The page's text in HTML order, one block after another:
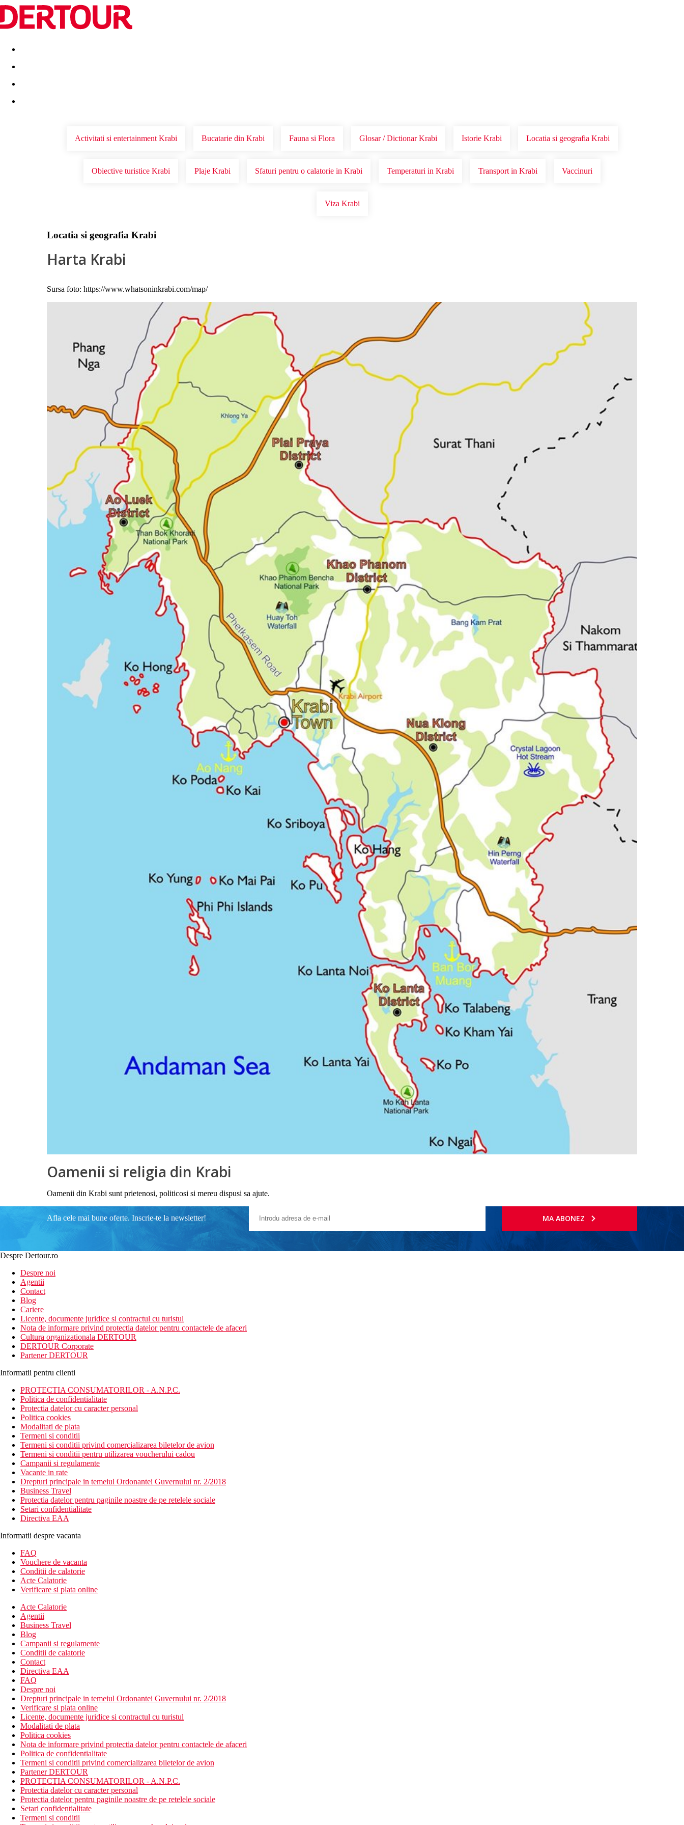
Destinatii Vacanta perfecta OFERTE DE NERATAT
Activitati si entertainment Krabi Bucatarie din Krabi Fauna si Flora Glosar / Dictionar Krabi Istorie Krabi Locatia si geografia Krabi
Obiective turistice Krabi Plaje Krabi Sfaturi pentru o calatorie in Krabi Temperaturi in Krabi Transport in Krabi Vaccinuri
Viza Krabi
Locatia si geografia Krabi
Harta Krabi
Sursa foto: https://www.whatsoninkrabi.com/map/
Oamenii si religia din Krabi
Oamenii din Krabi sunt prietenosi, politicosi si mereu dispusi sa ajute.
Afla cele mai bune oferte. Inscrie-te la newsletter! MA ABONEZ
Despre Dertour.ro
Despre noi
Agentii
Contact
Blog
Cariere
Licente, documente juridice si contractul cu turistul
Nota de informare privind protectia datelor pentru contactele de afaceri
Cultura organizationala DERTOUR
DERTOUR Corporate
Partener DERTOUR
Informatii pentru clienti
PROTECTIA CONSUMATORILOR - A.N.P.C.
Politica de confidentialitate
Protectia datelor cu caracter personal
Politica cookies
Modalitati de plata
Termeni si conditii
Termeni si conditii privind comercializarea biletelor de avion
Termeni si conditii pentru utilizarea voucherului cadou
Campanii si regulamente
Vacante in rate
Drepturi principale in temeiul Ordonantei Guvernului nr. 2/2018
Business Travel
Protectia datelor pentru paginile noastre de pe retelele sociale
Setari confidentialitate
Directiva EAA
Informatii despre vacanta
FAQ
Vouchere de vacanta
Conditii de calatorie
Acte Calatorie
Verificare si plata online
Acte Calatorie
Agentii
Business Travel
Blog
Campanii si regulamente
Conditii de calatorie
Contact
Directiva EAA
FAQ
Despre noi
Drepturi principale in temeiul Ordonantei Guvernului nr. 2/2018
Verificare si plata online
Licente, documente juridice si contractul cu turistul
Modalitati de plata
Politica cookies
Nota de informare privind protectia datelor pentru contactele de afaceri
Politica de confidentialitate
Termeni si conditii privind comercializarea biletelor de avion
Partener DERTOUR
PROTECTIA CONSUMATORILOR - A.N.P.C.
Protectia datelor cu caracter personal
Protectia datelor pentru paginile noastre de pe retelele sociale
Setari confidentialitate
Termeni si conditii